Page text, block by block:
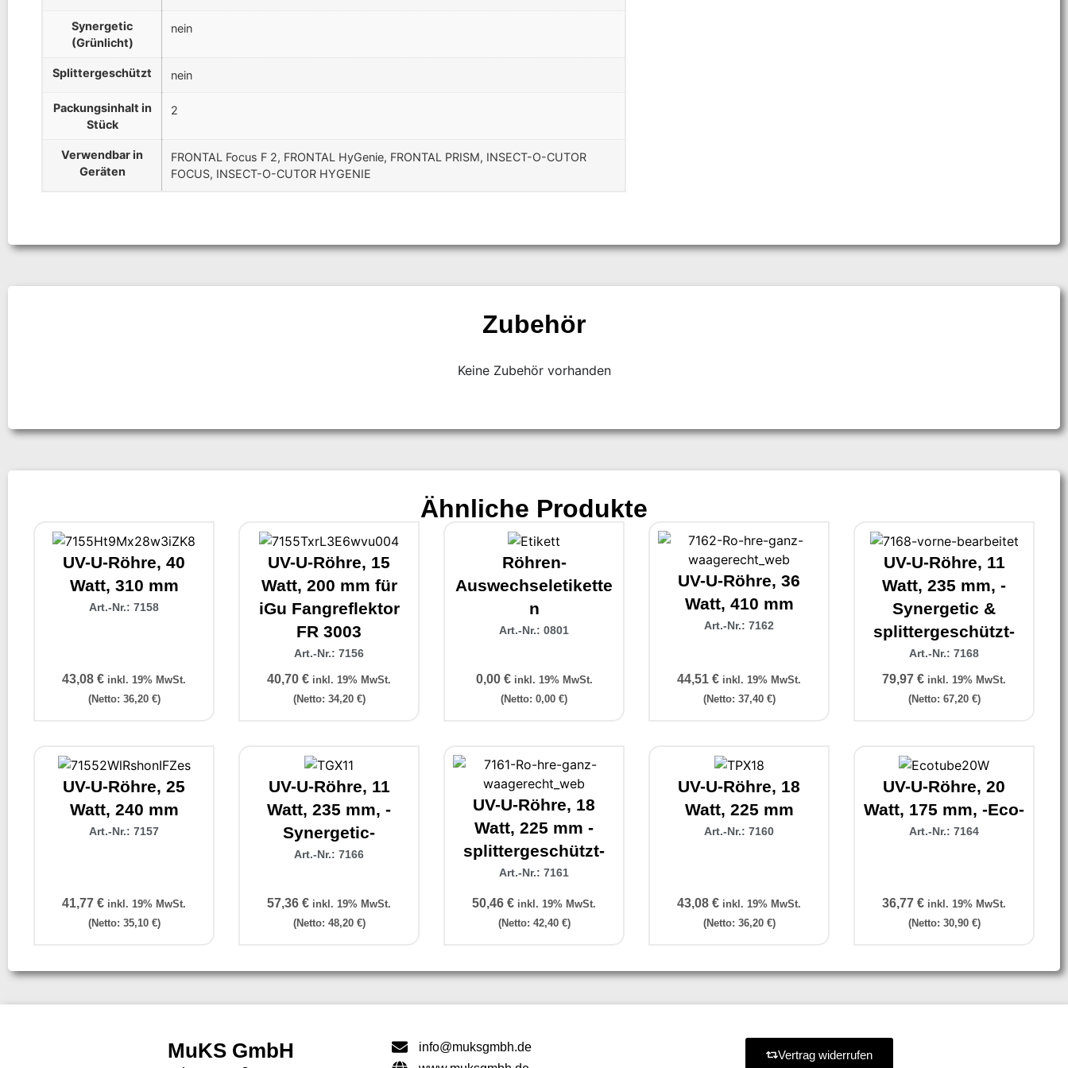
Synergetic
(Grünlicht)
nein
Splittergeschützt nein
Packungsinhalt in
Stück
2
Verwendbar in
Geräten
FRONTAL Focus F 2, FRONTAL HyGenie, FRONTAL PRISM, INSECT-O-CUTOR
FOCUS, INSECT-O-CUTOR HYGENIE
Zubehör
Keine Zubehör vorhanden
Ähnliche Produkte
UV-U-Röhre, 40
Watt, 310 mm
Art.-Nr.: 7158
43,08 € inkl. 19% MwSt.
(Netto: 36,20 €)
UV-U-Röhre, 15
Watt, 200 mm für
iGu Fangreflektor
FR 3003
Art.-Nr.: 7156
40,70 € inkl. 19% MwSt.
(Netto: 34,20 €)
Röhren-
Auswechseletikette
n
Art.-Nr.: 0801
0,00 € inkl. 19% MwSt.
(Netto: 0,00 €)
UV-U-Röhre, 36
Watt, 410 mm
Art.-Nr.: 7162
44,51 € inkl. 19% MwSt.
(Netto: 37,40 €)
UV-U-Röhre, 11
Watt, 235 mm, -
Synergetic &
splittergeschützt-
Art.-Nr.: 7168
79,97 € inkl. 19% MwSt.
(Netto: 67,20 €)
UV-U-Röhre, 25
Watt, 240 mm
Art.-Nr.: 7157
41,77 € inkl. 19% MwSt.
(Netto: 35,10 €)
UV-U-Röhre, 11
Watt, 235 mm, -
Synergetic-
Art.-Nr.: 7166
57,36 € inkl. 19% MwSt.
(Netto: 48,20 €)
UV-U-Röhre, 18
Watt, 225 mm -
splittergeschützt-
Art.-Nr.: 7161
50,46 € inkl. 19% MwSt.
(Netto: 42,40 €)
UV-U-Röhre, 18
Watt, 225 mm
Art.-Nr.: 7160
43,08 € inkl. 19% MwSt.
(Netto: 36,20 €)
UV-U-Röhre, 20
Watt, 175 mm, -Eco-
Art.-Nr.: 7164
36,77 € inkl. 19% MwSt.
(Netto: 30,90 €)
MuKS GmbH
info@muksgmbh.de
Vertrag widerrufen